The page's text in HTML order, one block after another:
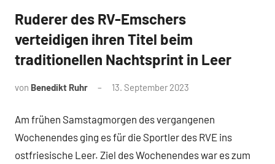
News
Ruderer des RV-Emschers
verteidigen ihren Titel beim
traditionellen Nachtsprint in Leer
von Benedikt Ruhr 13. September 2023
Am frühen Samstagmorgen des vergangenen
Wochenendes ging es für die Sportler des RVE ins
ostfriesische Leer. Ziel des Wochenendes war es zum